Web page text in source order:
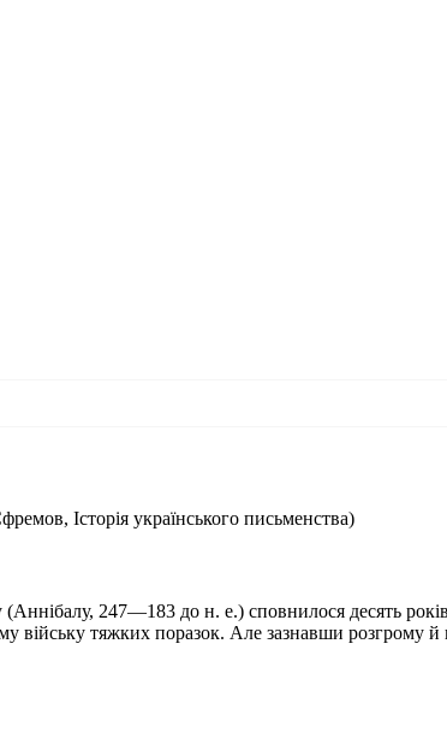
Історія українського письменства)
247—183 до н. е.) сповнилося десять
війську тяжких поразок. Але зазнавши розгрому